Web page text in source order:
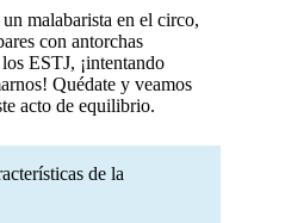
malabarista en el circo,
con antorchas
ESTJ, ¡intentando
Quédate y veamos
acto de equilibrio.
de la